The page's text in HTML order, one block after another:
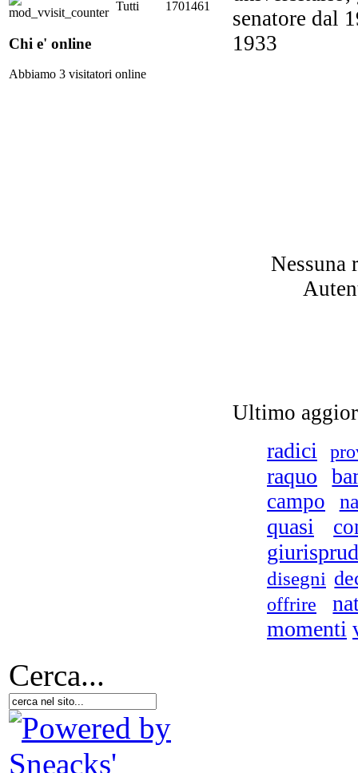
Tutti
1701461
Chi e' online
Abbiamo 3 visitatori online
senatore dal
1933
Nessuna
Ultimo
radici
raquo
campo
quasi
disegni
offrire
momenti
Cerca...